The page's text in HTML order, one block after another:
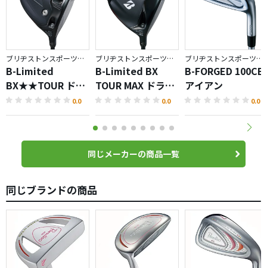
ブリヂストンスポーツ／BX
B-Limited
BX★★TOUR ドラ
イバー
0.0
ブリヂストンスポーツ／BX
B-Limited BX
TOUR MAX ドライ
バー
0.0
ブリヂストンスポーツ／BRIDGESTONE GOLF TOUR B
B-FORGED 100CB
アイアン
0.0
同じメーカーの商品一覧
同じブランドの商品